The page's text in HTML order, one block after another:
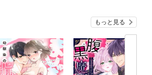
もっと見る